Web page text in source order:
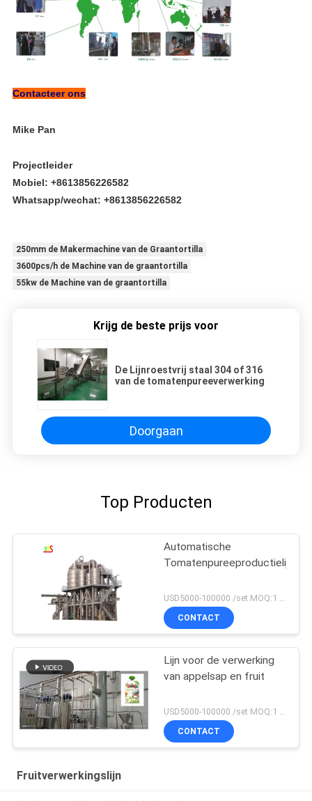
Contacteer ons
Mike Pan
Projectleider
Mobiel: +8613856226582
Whatsapp/wechat: +8613856226582
250mm de Makermachine van de Graantortilla
3600pcs/h de Machine van de graantortilla
55kw de Machine van de graantortilla
Krijg de beste prijs voor
De Lijnroestvrij staal 304 of 316
van de tomatenpureeverwerking
Doorgaan
Top Producten
Automatische
Tomatenpureeproductielijn
USD5000-100000 /set MOQ:1 reeksen
CONTACT
Lijn voor de verwerking
van appelsap en fruit
CONTACT
Fruitverwerkingslijn